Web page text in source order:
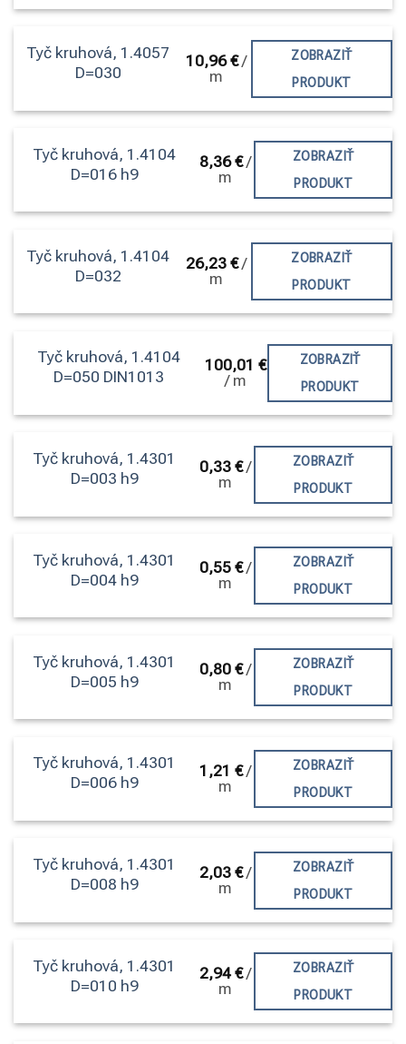
Tyč kruhová, 1.4057
D=030
10,96€/
m
ZOBRAZIŤ
PRODUKT
Tyč kruhová, 1.4104
D=016 h9
8,36€/
m
ZOBRAZIŤ
PRODUKT
Tyč kruhová, 1.4104
D=032
26,23€/
m
ZOBRAZIŤ
PRODUKT
Tyč kruhová, 1.4104
D=050 DIN1013
100,01 €
/ m
ZOBRAZIŤ
PRODUKT
Tyč kruhová, 1.4301
D=003 h9
0,33 €/
m
ZOBRAZIŤ
PRODUKT
Tyč kruhová, 1.4301
D=004 h9
0,55 €/
m
ZOBRAZIŤ
PRODUKT
Tyč kruhová, 1.4301
D=005 h9
0,80 €/
m
ZOBRAZIŤ
PRODUKT
Tyč kruhová, 1.4301
D=006 h9
1,21 €/
m
ZOBRAZIŤ
PRODUKT
Tyč kruhová, 1.4301
D=008 h9
2,03 €/
m
ZOBRAZIŤ
PRODUKT
Tyč kruhová, 1.4301
D=010 h9
2,94 €/
m
ZOBRAZIŤ
PRODUKT